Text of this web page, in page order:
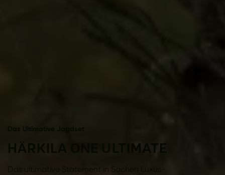
HÄRKILA ONE ULTIMATE
Das ultimative Statement in Sachen Luxus-